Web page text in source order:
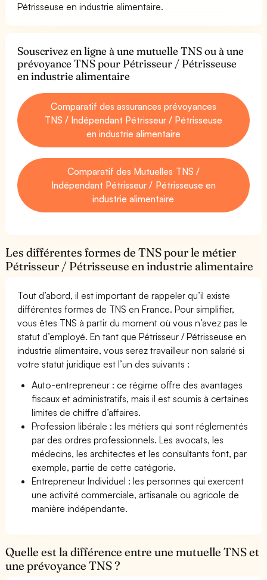
Pétrisseuse en industrie alimentaire.
Souscrivez en ligne à une mutuelle TNS ou à une
prévoyance TNS pour Pétrisseur / Pétrisseuse
en industrie alimentaire
Comparatif des assurances prévoyances
TNS / Indépendant Pétrisseur / Pétrisseuse
en industrie alimentaire
Comparatif des Mutuelles TNS /
Indépendant Pétrisseur / Pétrisseuse en
industrie alimentaire
Les différentes formes de TNS pour le métier
Pétrisseur / Pétrisseuse en industrie alimentaire
Tout d’abord, il est important de rappeler qu’il existe
différentes formes de TNS en France. Pour simplifier,
vous êtes TNS à partir du moment où vous n’avez pas le
statut d’employé. En tant que Pétrisseur / Pétrisseuse en
industrie alimentaire, vous serez travailleur non salarié si
votre statut juridique est l’un des suivants :
Auto-entrepreneur : ce régime offre des avantages
fiscaux et administratifs, mais il est soumis à certaines
limites de chiffre d’affaires.
Profession libérale : les métiers qui sont réglementés
par des ordres professionnels. Les avocats, les
médecins, les architectes et les consultants font, par
exemple, partie de cette catégorie.
Entrepreneur Individuel : les personnes qui exercent
une activité commerciale, artisanale ou agricole de
manière indépendante.
Quelle est la différence entre une mutuelle TNS et
une prévoyance TNS ?